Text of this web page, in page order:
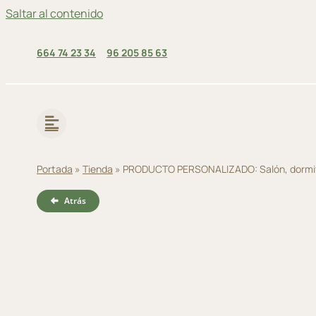
Saltar al contenido
664 74 23 34 96 205 85 63
Portada » Tienda » PRODUCTO PERSONALIZADO: Salón,
Atrás